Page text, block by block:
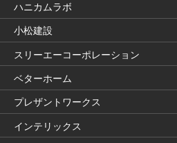
ハニカムラボ
小松建設
スリーエーコーポレーション
ベターホーム
プレザントワークス
インテリックス